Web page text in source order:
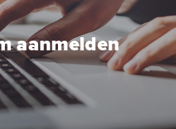
aanmelden